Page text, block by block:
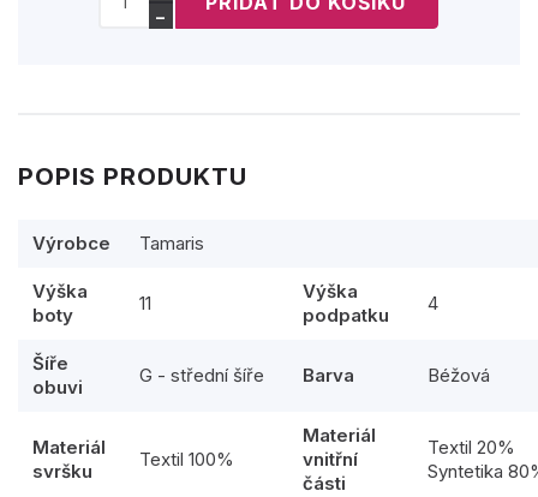
−
POPIS PRODUKTU
Výrobce Tamaris
Výška
boty
11
Výška
podpatku
4
Šíře
obuvi
G - střední šíře Barva Béžová
Materiál
svršku
Textil 100%
Materiál
vnitřní
části
Textil 20%
Syntetika